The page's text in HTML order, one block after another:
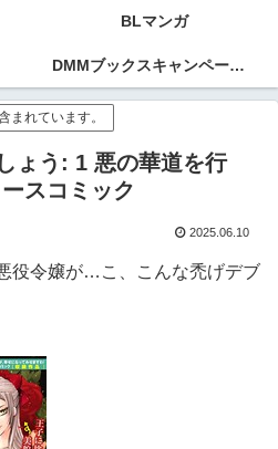
BLマンガ
DMMブックスキャンペーン！！
まれています。
ょう: 1 悪の華道を行
スコミック
2025.06.10
役令嬢が…こ、こんな禿げデブ